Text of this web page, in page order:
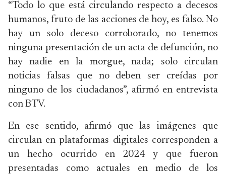
“Todo lo que está circulando respecto a decesos
humanos, fruto de las acciones de hoy, es falso. No
hay un solo deceso corroborado, no tenemos
ninguna presentación de un acta de defunción, no
hay nadie en la morgue, nada; solo circulan
noticias falsas que no deben ser creídas por
ninguno de los ciudadanos”, afirmó en entrevista
con BTV.
En ese sentido, afirmó que las imágenes que
circulan en plataformas digitales corresponden a
un hecho ocurrido en 2024 y que fueron
presentadas como actuales en medio de los